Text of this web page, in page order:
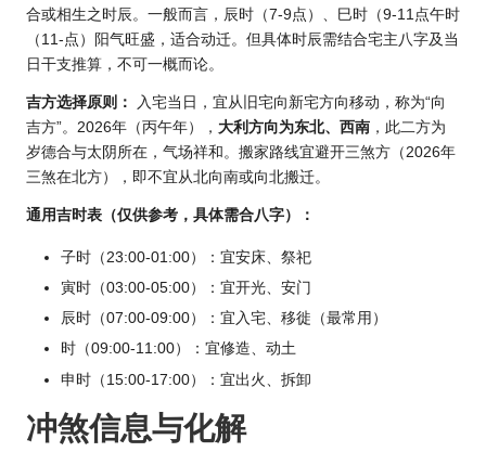
合或相生之时辰。一般而言，辰时（7-9点）、巳时（9-11点午时
（11-点）阳气旺盛，适合动迁。但具体时辰需结合宅主八字及当
日干支推算，不可一概而论。
吉方选择原则：
入宅当日，宜从旧宅向新宅方向移动，称为“向
吉方”。2026年（丙午年）， 大利方向为东北、西南 ，此二方为
岁德合与太阴所在，气场祥和。搬家路线宜避开三煞方（2026年
三煞在北方），即不宜从北向南或向北搬迁。
通用吉时表（仅供参考，具体需合八字）：
子时（23:00-01:00）：宜安床、祭祀
寅时（03:00-05:00）：宜开光、安门
辰时（07:00-09:00）：宜入宅、移徙（最常用）
时（09:00-11:00）：宜修造、动土
申时（15:00-17:00）：宜出火、拆卸
冲煞信息与化解